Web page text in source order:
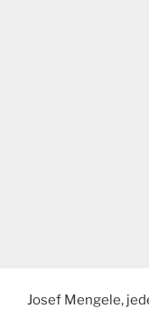
Josef Mengele,